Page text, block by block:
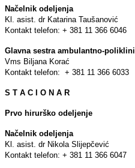
Načelnik odelјenja
Kl. asist. dr Katarina Taušanović
Kontakt telefon: + 381 11 366 6046
Glavna sestra ambulantno-
Vms Bilјana Korać
Kontakt telefon: + 381 11 366 6033
S T A C I O N A R
Prvo hirurško odelјenje
Načelnik odelјenja
Kl. asist. dr Nikola Slijepčević
Kontakt telefon: + 381 11 366 6047